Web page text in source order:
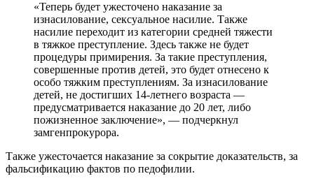
«Теперь будет ужесточено наказание за
изнасилование, сексуальное насилие. Также
насилие переходит из категории средней тяжести
в тяжкое преступление. Здесь также не будет
процедуры примирения. За такие преступления,
совершенные против детей, это будет отнесено к
особо тяжким преступлениям. За изнасилование
детей, не достигших 14-летнего возраста —
предусматривается наказание до 20 лет, либо
пожизненное заключение», — подчеркнул
замгенпрокурора.
Также ужесточается наказание за сокрытие доказательств, за
фальсификацию фактов по педофилии.